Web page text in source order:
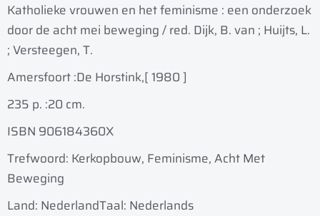
Katholieke vrouwen en het feminisme : een onderzoek
door de acht mei beweging / red. Dijk, B. van ; Huijts, L.
; Versteegen, T.
Amersfoort :De Horstink,[ 1980 ]
235 p. :20 cm.
ISBN 906184360X
Trefwoord: Kerkopbouw, Feminisme, Acht Met
Beweging
Land: NederlandTaal: Nederlands